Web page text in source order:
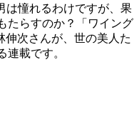
は憧れるわけですが、果
たらすのか？「ワイング
伸次さんが、世の美人た
連載です。